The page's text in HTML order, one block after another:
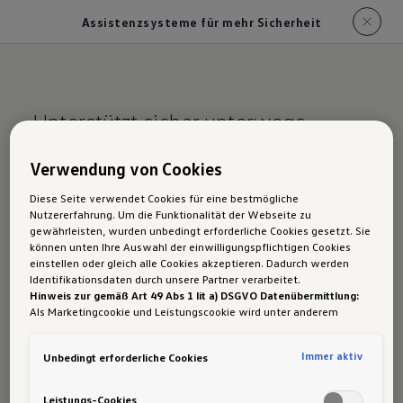
Assistenzsysteme für mehr Sicherheit
Unterstützt sicher unterwegs.
Assistenzsysteme
für mehr Sicherheit
für den T-Cross im
Überblick
sind für die Modellvarianten des T-Cross
Verwendung von Cookies
Diese Seite verwendet Cookies für eine bestmögliche
Nutzererfahrung. Um die Funktionalität der Webseite zu
gewährleisten, wurden unbedingt erforderliche Cookies gesetzt. Sie
können unten Ihre Auswahl der einwilligungspflichtigen Cookies
einstellen oder gleich alle Cookies akzeptieren. Dadurch werden
Identifikationsdaten durch unsere Partner verarbeitet.
Hinweis zur gemäß Art 49 Abs 1 lit a) DSGVO Datenübermittlung:
Als Marketingcookie und Leistungscookie wird unter anderem
Daten in die USA (insbesondere dort an die Google LLC) weitergibt.
Unbedingt erforderliche Cookies Immer aktiv
Leistungs-Cookies